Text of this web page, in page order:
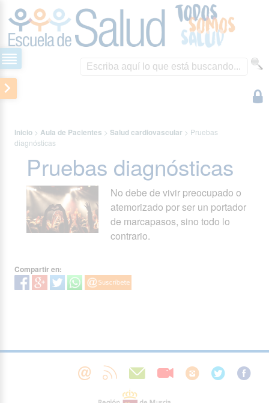
Inicio > Aula de Pacientes >Salud cardiovascular > Pruebas
diagnósticas
Pruebas diagnósticas
No debe de vivir preocupado o
atemorizado por ser un portador
de marcapasos, sino todo lo
contrario.
Compartir en: